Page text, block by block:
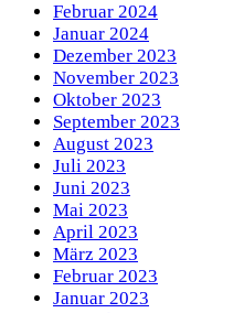
Februar 2024
Januar 2024
Dezember 2023
November 2023
Oktober 2023
September 2023
August 2023
Juli 2023
Juni 2023
Mai 2023
April 2023
März 2023
Februar 2023
Januar 2023